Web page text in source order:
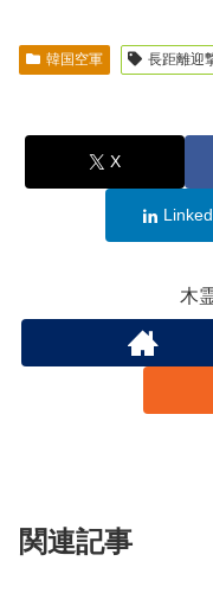
韓国空軍 長距離迎
X
木
関連記事